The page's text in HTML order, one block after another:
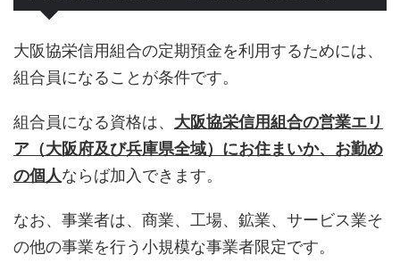
大阪協栄信用組合の定期預金を利用するためには、
組合員になることが条件です。
組合員になる資格は、 大阪協栄信用組合の営業エリ
ア（大阪府及び兵庫県全域）にお住まいか、お勤め
の個人ならば加入できます。
なお、事業者は、商業、工場、鉱業、サービス業そ
の他の事業を行う小規模な事業者限定です。